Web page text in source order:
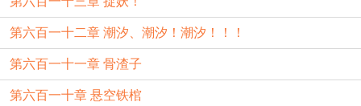
第六百一十二章 潮汐、潮汐！潮汐！！！
第六百一十一章 骨渣子
第六百一十章 悬空铁棺